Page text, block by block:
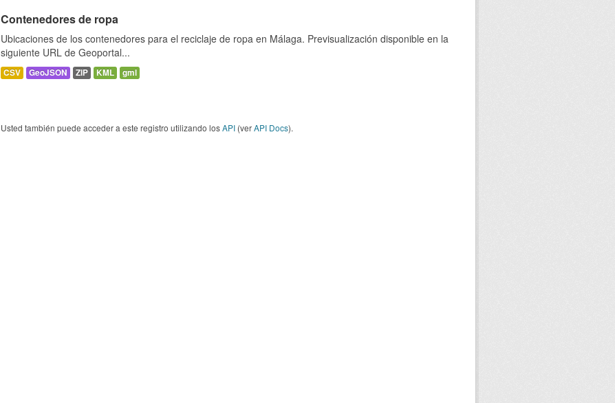
Contenedores de ropa
Ubicaciones de los contenedores para el reciclaje de ropa en Málaga. Previsualización disponible en la
siguiente URL de Geoportal...
CSV GeoJSON ZIP KML gml
Usted también puede acceder a este registro utilizando losAPI (verAPI Docs).